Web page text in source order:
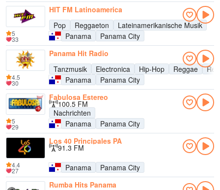
HIT FM Latinoamerica
Pop
Reggaeton
Lateinamerikanische Musik
Panama
Panama City
5
33
Panama Hit Radio
Tanzmusik
Electronica Hip-Hop Reggae
Panama
Panama City
4.5
30
Fabulosa Estereo
100.5 FM
Nachrichten
Panama
Panama City
5
29
Los 40 Principales PA
91.3 FM
Panama
Panama City
4.4
27
Rumba Hits Panama